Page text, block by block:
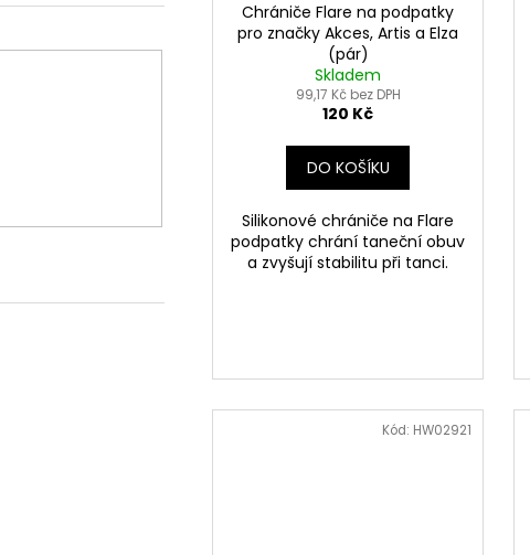
Chrániče Flare na podpatky
pro značky Akces, Artis a Elza
(pár)
Skladem
99,17 Kč bez DPH
120 Kč
DO KOŠÍKU
Silikonové chrániče na Flare
podpatky chrání taneční obuv
a zvyšují stabilitu při tanci.
Kód: HW02921